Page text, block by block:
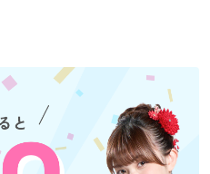
着用をお考えの方
大変身
キャンペーン